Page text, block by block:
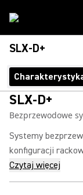
SLX-D+
SLX-D+
Bezprzewodowe
Systemy
konfiguracji
Czytaj więcej